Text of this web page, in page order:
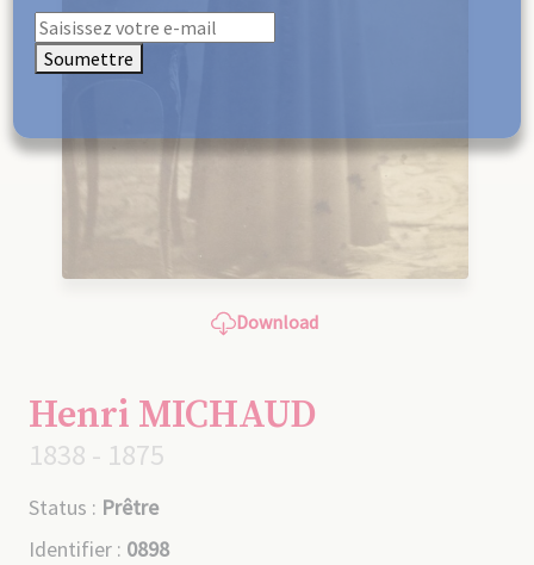
Download
Henri MICHAUD
1838 - 1875
Status : Prêtre
Identifier : 0898
Soumettre